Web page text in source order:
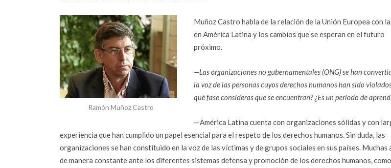
Ramón Muñoz Castro
Muñoz Castro habla de la relación de la Unión Europea con
en América Latina y los cambios que se esperan en el futuro
próximo.
—Las organizaciones no gubernamentales (ONG) se han
la voz de las personas cuyos derechos humanos han sido
qué fase consideras que se encuentran? ¿Es un periodo de
—América Latina cuenta con organizaciones sólidas y con
experiencia que han cumplido un papel esencial para el respeto de los derechos humanos. Sin duda, las
organizaciones se han constituido en la voz de las víctimas y de grupos sociales en sus países. Muchas
de manera constante ante los diferentes sistemas defensa y promoción de los derechos humanos,